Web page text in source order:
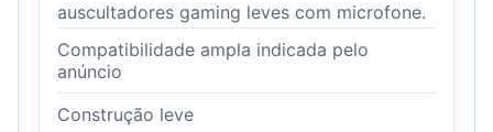
auscultadores gaming leves com microfone.
Compatibilidade ampla indicada pelo
anúncio
Construção leve